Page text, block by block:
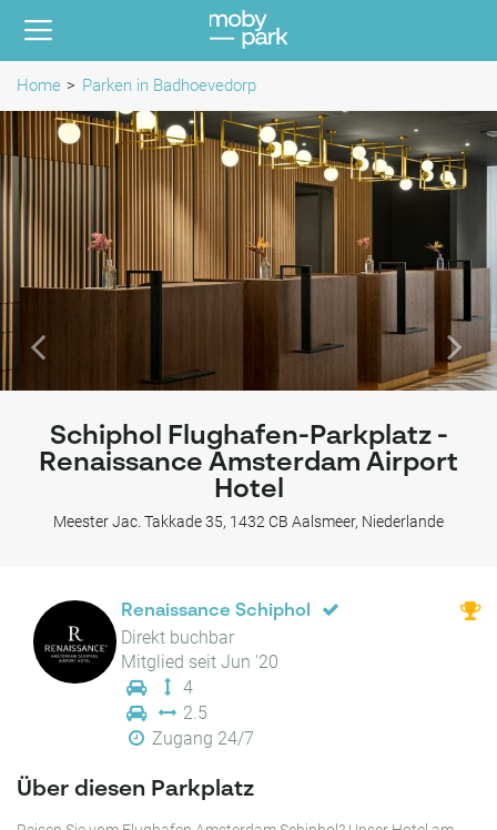
Home Parken in Badhoevedorp
Schiphol Flughafen-Parkplatz -
Renaissance Amsterdam Airport
Hotel
Meester Jac. Takkade 35, 1432 CB Aalsmeer, Niederlande
Renaissance Schiphol
Direkt buchbar
Mitglied seit Jun '20
4
2.5
Zugang 24/7
Über diesen Parkplatz